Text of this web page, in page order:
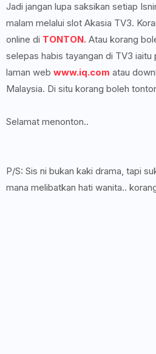
Jadi jangan lupa saksikan setiap
malam melalui slot Akasia TV3.
online di TONTON. Atau korang
selepas habis tayangan di TV3 iaitu
laman web www.iq.com atau
Malaysia. Di situ korang boleh
Selamat menonton..
P/S: Sis ni bukan kaki drama, tapi
mana melibatkan hati wanita..